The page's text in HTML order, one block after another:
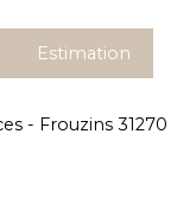
Estimation